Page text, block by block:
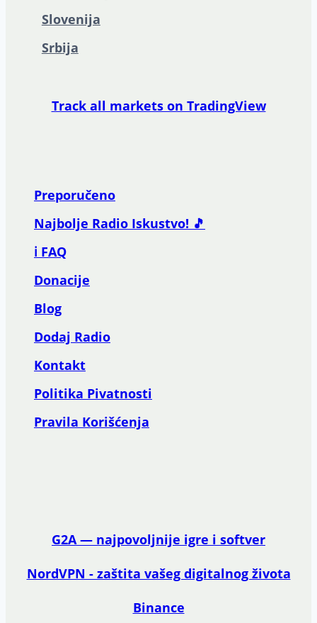
Slovenija
Srbija
Track all markets on TradingView
Preporučeno
Najbolje Radio Iskustvo! 🎵
ℹ️ FAQ
Donacije
Blog
Dodaj Radio
Kontakt
Politika Pivatnosti
Pravila Korišćenja
G2A — najpovoljnije igre i softver
NordVPN - zaštita vašeg digitalnog života
Binance